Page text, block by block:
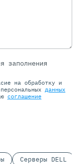
заполнения
на обработку и
данных
соглашение
Серверы DELL